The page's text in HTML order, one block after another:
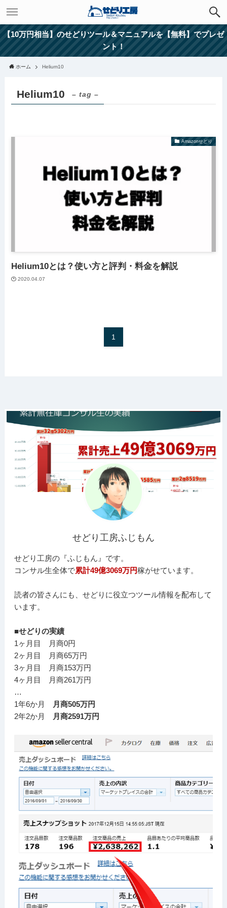
【10万円相当】のせどりツール＆マニュアルを【無料】でプレゼ
ント！
ホーム Helium10
Helium10 – tag –
Amazonせどり
Helium10とは？使い方と評判・料金を解説
2020.04.07
1
せどり工房ふじもん
せどり工房の『ふじもん』です。
コンサル生全体で累計49億3069万円稼がせています。
読者の皆さんにも、せどりに役立つツール情報を配布して
います。
■せどりの実績
1ヶ月目 月商0円
2ヶ月目 月商65万円
3ヶ月目 月商153万円
4ヶ月目 月商261万円
…
1年6か月
月商505万円
2年2か月
月商2591万円